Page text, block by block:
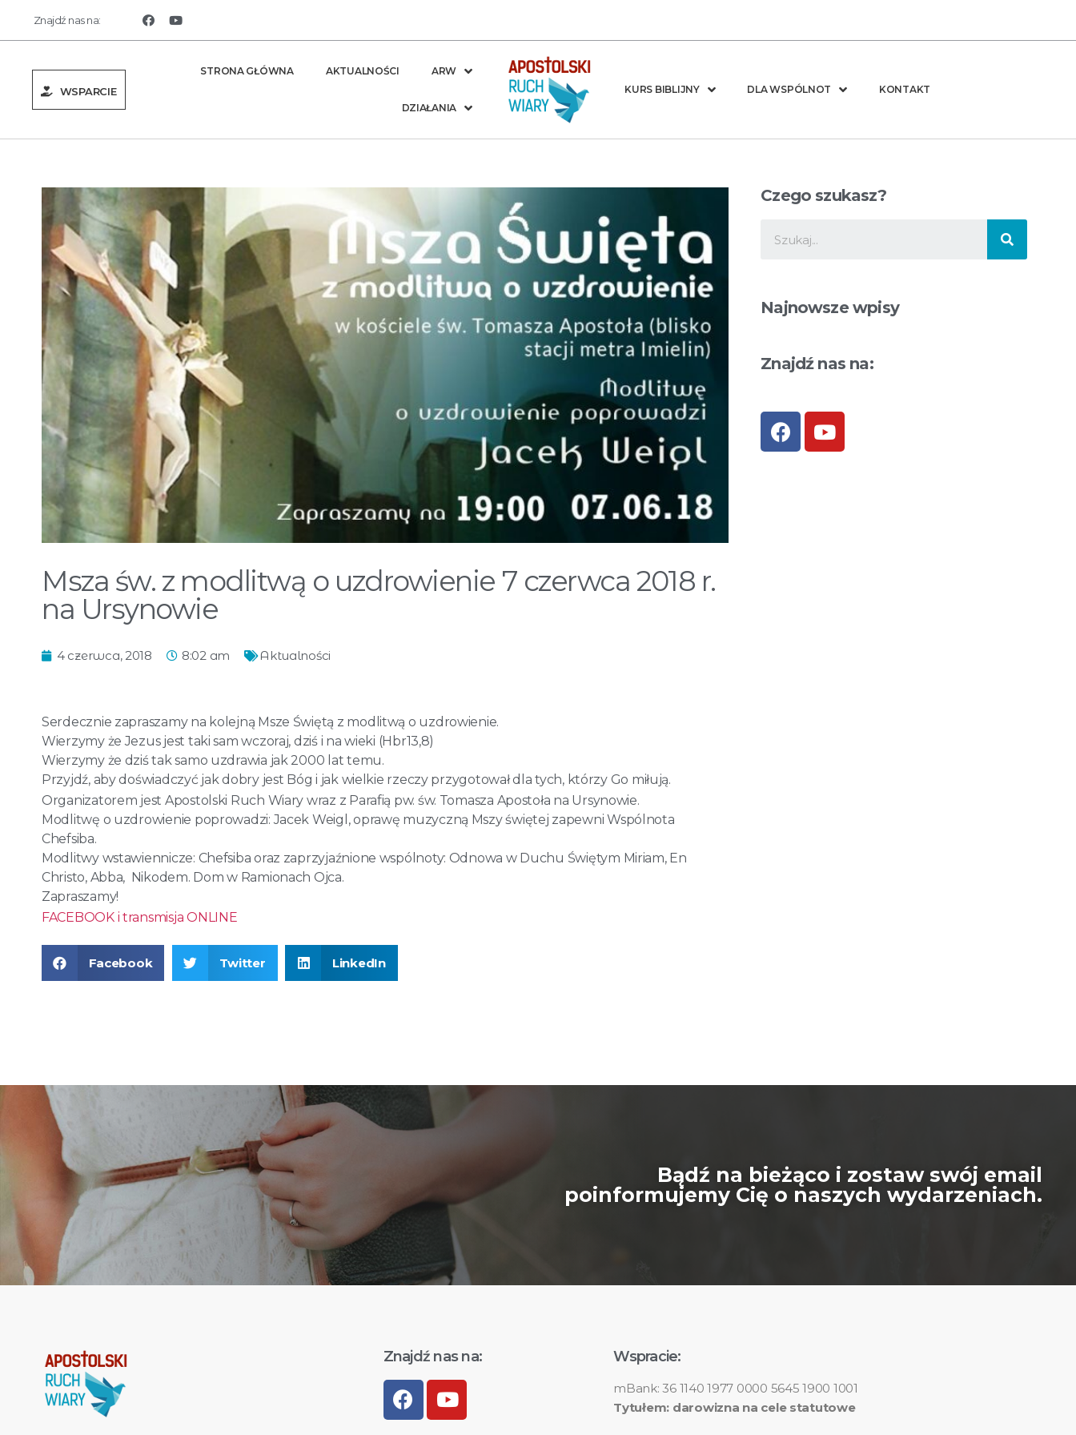
Znajdź nas na:
WSPARCIE
STRONA GŁÓWNA AKTUALNOŚCI ARW
DZIAŁANIA
KURS BIBLIJNY DLA WSPÓLNOT KONTAKT
Msza św. z modlitwą o uzdrowienie 7 czerwca 2018 r.
na Ursynowie
4 czerwca, 2018 8:02 am Aktualności
Serdecznie zapraszamy na kolejną Msze Świętą z modlitwą o uzdrowienie.
Wierzymy że Jezus jest taki sam wczoraj, dziś i na wieki (Hbr13,8)
Wierzymy że dziś tak samo uzdrawia jak 2000 lat temu.
Przyjdź, aby doświadczyć jak dobry jest Bóg i jak wielkie rzeczy przygotował dla tych, którzy Go miłują.
Organizatorem jest Apostolski Ruch Wiary wraz z Parafią pw. św. Tomasza Apostoła na Ursynowie.
Modlitwę o uzdrowienie poprowadzi: Jacek Weigl, oprawę muzyczną Mszy świętej zapewni Wspólnota
Chefsiba.
Modlitwy wstawiennicze: Chefsiba oraz zaprzyjaźnione wspólnoty: Odnowa w Duchu Świętym Miriam, En
Christo, Abba, Nikodem. Dom w Ramionach Ojca.
Zapraszamy!
FACEBOOK i transmisja ONLINE
Facebook Twitter LinkedIn
Czego szukasz?
Najnowsze wpisy
Znajdź nas na:
Bądź na bieżąco i zostaw swój email
poinformujemy Cię o naszych wydarzeniach.
Znajdź nas na: Wspracie:
mBank: 36 1140 1977 0000 5645 1900 1001
Tytułem: darowizna na cele statutowe